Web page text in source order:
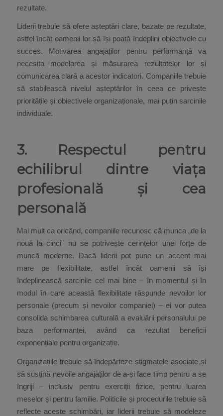
rezultate.
Liderii trebuie să ofere așteptări clare, bazate pe rezultate,
astfel încât oamenii lor să își poată îndeplini obiectivele cu
succes. Motivarea angajaților pentru performanță va
necesita modelarea și măsurarea rezultatelor lor și
comunicarea clară a acestor indicatori. Companiile trebuie
să stabilească nivelul așteptărilor în ceea ce privește
prioritățile și obiectivele organizaționale, mai puțin sarcinile
individuale.
3. Respectul pentru
echilibrul dintre viața
profesională și cea
personală
Mai mult ca oricând, companiile recunosc că munca „de la
nouă la cinci” nu se potrivește cerințelor unei forțe de
muncă moderne. Dacă liderii pot pune un accent mai
mare pe flexibilitate, astfel încât oamenii să își
îndeplinească sarcinile cel mai bine – în momentul și în
modul în care această flexibilitate răspunde nevoilor lor
personale (precum și nevoilor companiei) – ei vor putea
consolida schimbarea culturală a evaluării personalului pe
baza performanței, având ca rezultat beneficii
exponențiale pentru organizație.
Organizațiile trebuie să îndepărteze stigmatele asociate și
să susțină nevoile angajaților de a-și face timp pentru a se
îngriji – inclusiv pentru exerciții fizice, pentru luarea
meselor și pentru familie. Politicile și procedurile trebuie să
reflecte aceste schimbări, iar liderii trebuie să modeleze